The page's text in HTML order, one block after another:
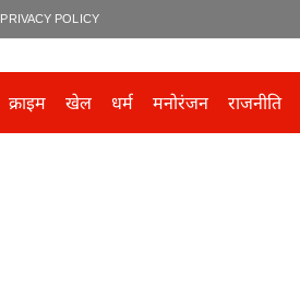
PRIVACY POLICY
क्राइम खेल धर्म मनोरंजन राजनीति